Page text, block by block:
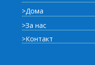
>Дома
>За нас
>Контакт